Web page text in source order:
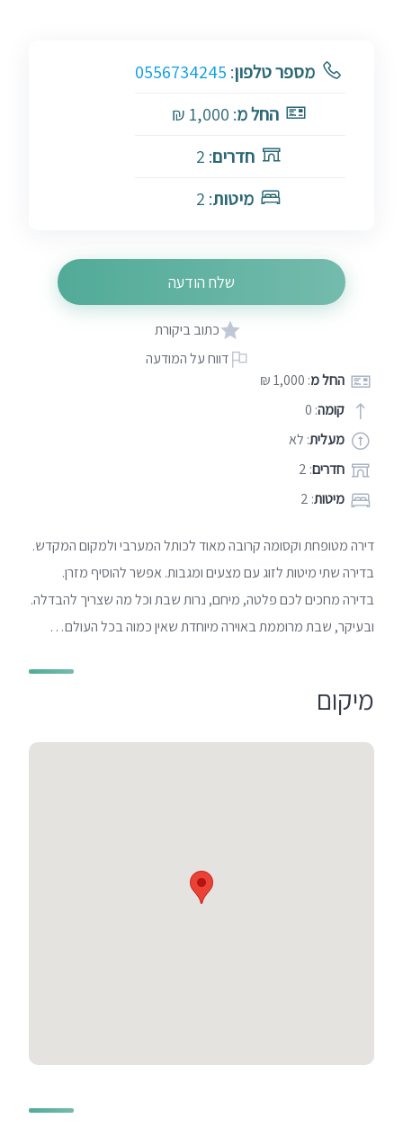
החל מ: 1,000 ₪
קומה: 0
מעלית: לא
חדרים: 2
מיטות: 2
דירה מטופחת וקסומה קרובה מאוד לכותל המערבי ולמקום המקדש.
בדירה שתי מיטות לזוג עם מצעים ומגבות. אפשר להוסיף מזרן.
בדירה מחכים לכם פלטה, מיחם, נרות שבת וכל מה שצריך להבדלה.
ובעיקר, שבת מרוממת באוירה מיוחדת שאין כמוה בכל העולם…
מיקום
מספר טלפון:
0556734245
החל מ: 1,000 ₪
חדרים: 2
מיטות: 2
שלח הודעה
כתוב ביקורת
דווח על המודעה